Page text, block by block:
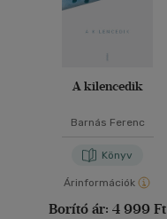
A kilencedik
Barnás Ferenc
Könyv
Árinformációk
Borító ár: 4 999 Ft